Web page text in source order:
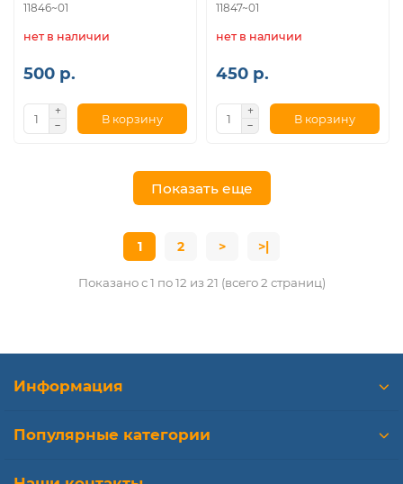
11846~01
нет в наличии
500 р.
В корзину
11847~01
нет в наличии
450 р.
В корзину
Показать еще
1 2 > >|
Показано с 1 по 12 из 21 (всего 2 страниц)
Информация
Популярные категории